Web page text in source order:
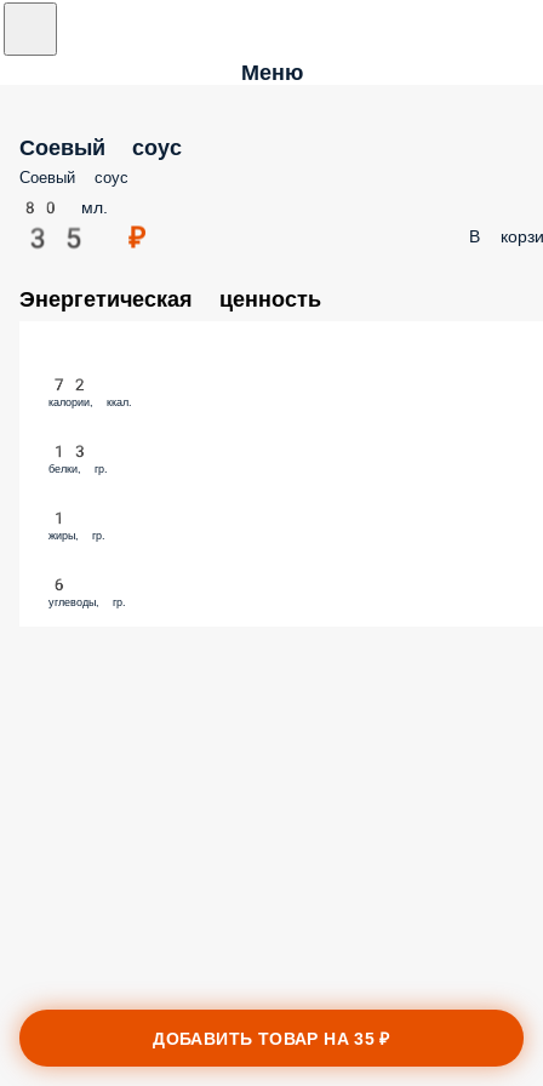
Меню
Соевый соус
Соевый соус
80 мл.
35 ₽ В
Энергетическая ценность
72
калории, ккал.
13
белки, гр.
1
жиры, гр.
6
углеводы, гр.
ДОБАВИТЬ ТОВАР НА35 ₽